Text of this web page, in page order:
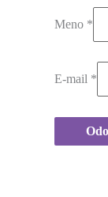
Meno *
E-mail *